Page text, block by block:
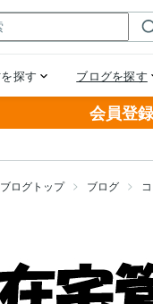
会員登
ブログトップ ブログ